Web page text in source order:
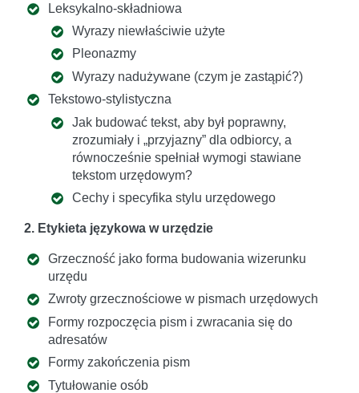
Leksykalno-składniowa
Wyrazy niewłaściwie użyte
Pleonazmy
Wyrazy nadużywane (czym je zastąpić?)
Tekstowo-stylistyczna
Jak budować tekst, aby był poprawny,
zrozumiały i „przyjazny” dla odbiorcy, a
równocześnie spełniał wymogi stawiane
tekstom urzędowym?
Cechy i specyfika stylu urzędowego
2. Etykieta językowa w urzędzie
Grzeczność jako forma budowania wizerunku
urzędu
Zwroty grzecznościowe w pismach urzędowych
Formy rozpoczęcia pism i zwracania się do
adresatów
Formy zakończenia pism
Tytułowanie osób